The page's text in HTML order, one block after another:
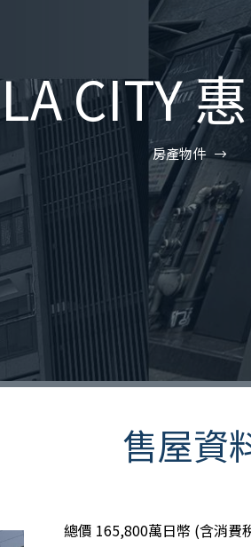
LA CITY
房產物件
售屋資
總價 165,800萬日幣 (含消費